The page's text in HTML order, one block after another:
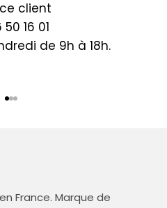
client
50 16 01
de 9h à 18h.
France. Marque de